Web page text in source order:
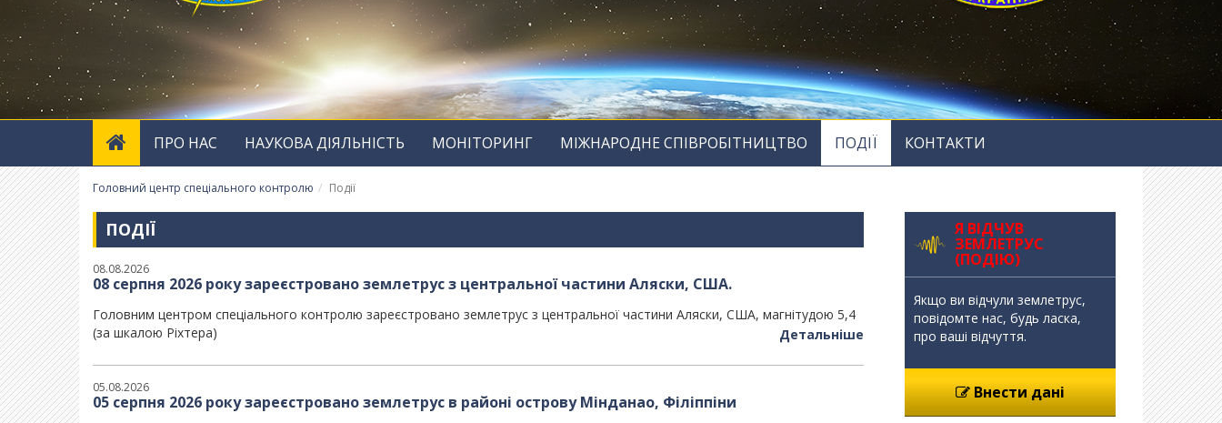
ПРО НАС НАУКОВА ДІЯЛЬНІСТЬ МОНІТОРИНГ МІЖНАРОДНЕ СПІВРОБІТНИЦТВО ПОДІЇ КОНТАКТИ
Головний центр спеціального контролю Події
ПОДІЇ
08.08.2026
08 серпня 2026 року зареєстровано землетрус з центральної частини Аляски, США.
Головним центром спеціального контролю зареєстровано землетрус з центральної частини Аляски, США, магнітудою 5,4
(за шкалою Ріхтера)
Детальніше
05.08.2026
05 серпня 2026 року зареєстровано землетрус в районі острову Мінданао, Філіппіни
Я ВІДЧУВ
ЗЕМЛЕТРУС
(ПОДІЮ)
Якщо ви відчули землетрус,
повідомте нас, будь ласка,
про ваші відчуття.
Внести дані